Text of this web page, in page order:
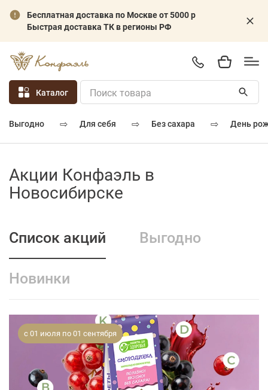
Бесплатная доставка по Москве от 5000 р
Быстрая доставка ТК в регионы РФ
Каталог
выгодно ⇨ для себя ⇨ без сахара ⇨ день
Акции Конфаэль в
Новосибирске
Список акций Выгодно
Новинки
с 01 июля по 01 сентября